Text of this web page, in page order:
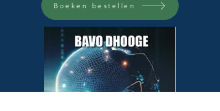
Boeken bestellen